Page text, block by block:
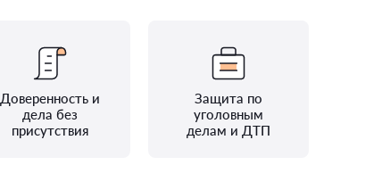
Доверенность и
дела без
присутствия
Защита по
уголовным
делам и ДТП